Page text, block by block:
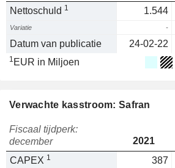
Nettoschuld 1 1.544
Variatie -
Datum van publicatie 24-02-22
1 EUR in Miljoen
Verwachte kasstroom: Safran
Fiscaal tijdperk:
december
2021
CAPEX 1 387